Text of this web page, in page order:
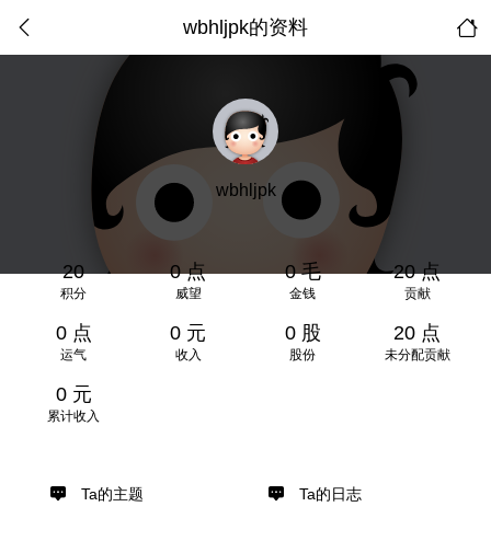
wbhljpk的资料
wbhljpk
20
积分
0 点
威望
0 毛
金钱
20 点
贡献
0 点
运气
0 元
收入
0 股
股份
20 点
未分配贡献
0 元
累计收入
Ta的主题 Ta的日志